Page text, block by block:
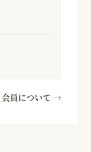
会員について →